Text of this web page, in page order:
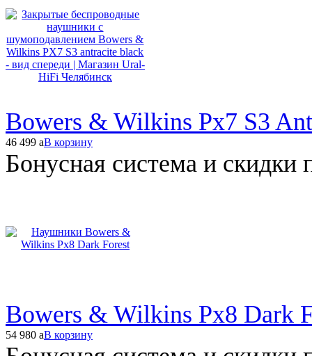
Bowers & Wilkins Px7 S3
46 499 aВ корзину
Бонусная система и скидки
Bowers & Wilkins Px8 Dark
54 980 aВ корзину